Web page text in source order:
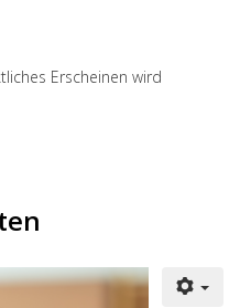
Erscheinen wird